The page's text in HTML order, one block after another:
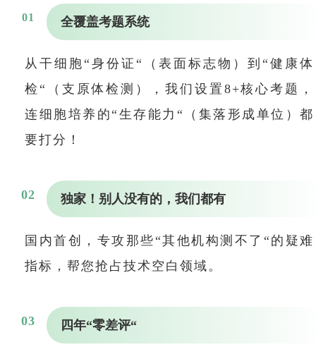
01 全覆盖考题系统
从干细胞“身份证“（表面标志物）到“健康体
检“（支原体检测），我们设置8+核心考题，
连细胞培养的“生存能力“（集落形成单位）都
要打分！
02 独家！别人没有的，我们都有
国内首创，专攻那些“其他机构测不了“的疑难
指标，帮您抢占技术空白领域。
03 四年“零差评“